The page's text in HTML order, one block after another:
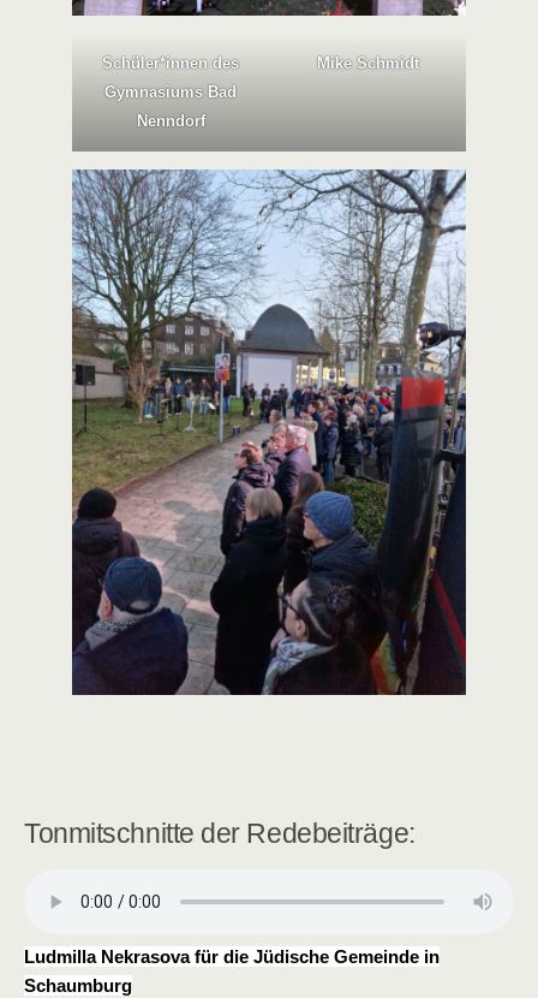
Schüler*innen des
Gymnasiums Bad
Nenndorf
Mike Schmidt
Tonmitschnitte der Redebeiträge:
Ludmilla Nekrasova für die Jüdische Gemeinde in
Schaumburg